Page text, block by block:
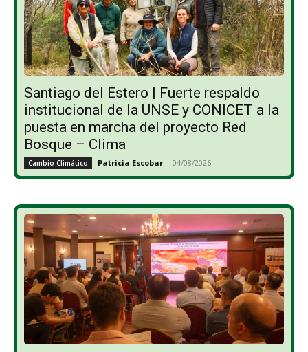
Santiago del Estero | Fuerte respaldo
institucional de la UNSE y CONICET a la
puesta en marcha del proyecto Red
Bosque – Clima
Cambio Climático Patricia Escobar - 04/08/2026